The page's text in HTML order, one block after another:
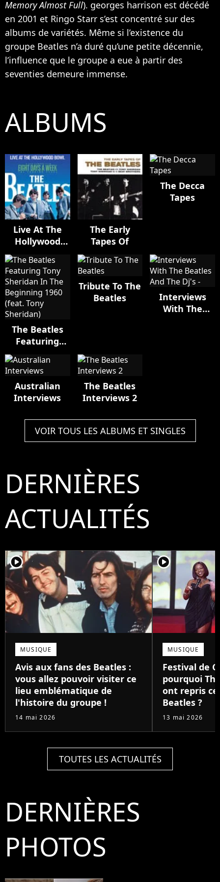
Memory Almost Full). georges harrison est décédé
en 2001 et Ringo Starr s’est concentré sur des
albums de variétés. Même si l’existence du
groupe Beatles n’a duré qu’une petite décennie,
l’influence que le groupe a eue à partir des
seventies demeure immense.
ALBUMS
Live At The
Hollywood
The Early
Tapes Of
The Decca
Tapes
The Beatles
Featuring
Tony Sheridan
In The
Beginning
1960 (feat.
Tony
Tribute To The
Beatles
Interviews
With The
Australian
Interviews
The Beatles
Interviews 2
VOIR TOUS LES ALBUMS ET SINGLES
DERNIÈRES
ACTUALITÉS
player2
MUSIQUE
Avis aux fans des Beatles :
vous allez pouvoir visiter ce
lieu emblématique de
l'histoire du groupe !
14 mai 2026
player2
MUSIQUE
Festival de
pourquoi
ont repris
Beatles ?
13 mai 2026
TOUTES LES ACTUALITÉS
DERNIÈRES
PHOTOS